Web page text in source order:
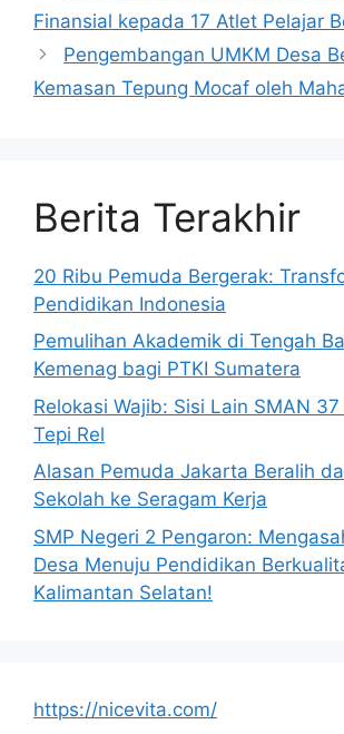
Finansial kepada 17 Atlet Pelajar
Pengembangan UMKM Desa
Kemasan Tepung Mocaf oleh
Berita Terakhir
20 Ribu Pemuda Bergerak:
Pendidikan Indonesia
Pemulihan Akademik di Tengah
Kemenag bagi PTKI Sumatera
Relokasi Wajib: Sisi Lain SMAN
Tepi Rel
Alasan Pemuda Jakarta Beralih
Sekolah ke Seragam Kerja
SMP Negeri 2 Pengaron:
Desa Menuju Pendidikan
Kalimantan Selatan!
https://nicevita.com/